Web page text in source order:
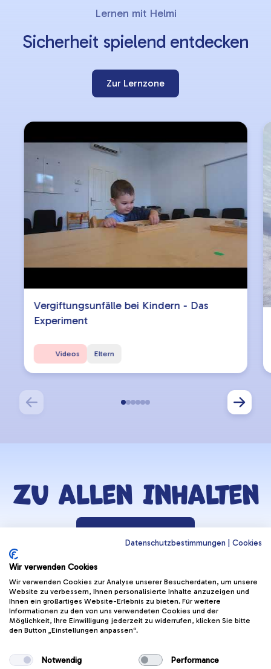
Datenschutzbestimmungen Cookies
Wir verwenden Cookies
Wir verwenden Cookies zur Analyse unserer Besucherdaten, um unsere
Website zu verbessern, Ihnen personalisierte Inhalte anzuzeigen und
Ihnen ein großartiges Website-Erlebnis zu bieten. Für weitere
Informationen zu den von uns verwendeten Cookies und der
Möglichkeit, Ihre Einwilligung jederzeit zu widerrufen, klicken Sie bitte
den Button „Einstellungen anpassen“.
Notwendig Performance
Lernen mit Helmi
Sicherheit spielend entdecken
Zur Lernzone
Vergiftungsunfälle bei Kindern - Das
Experiment
Videos Eltern
Zu allen Inhalten
Zurück zur Lernzone
Helmi Post
Kontakt & Support
Wettbewerbe & Gewinnspiele
Hoppala App
(Öffnet in
Radfahrprüfung
App
(Öffnet in
FOLGE HELMI: